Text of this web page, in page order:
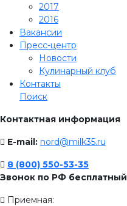
2017
2016
Вакансии
Пресс-центр
Новости
Кулинарный клуб
Контакты
Поиск
Контактная информация
E-mail: nord@milk35.ru
8 (800) 550-53-35
Звонок по РФ бесплатный
Приемная: